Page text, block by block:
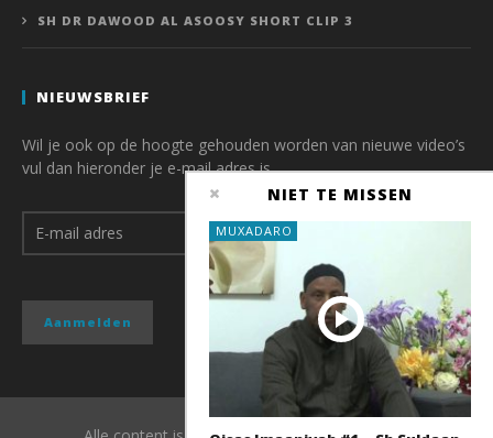
SH DR DAWOOD AL ASOOSY SHORT CLIP 3
NIEUWSBRIEF
Wil je ook op de hoogte gehouden worden van nieuwe video’s
vul dan hieronder je e-mail adres is.
NIET TE MISSEN
MUXADARO